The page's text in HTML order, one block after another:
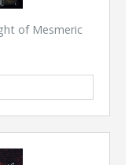
of Mesmeric